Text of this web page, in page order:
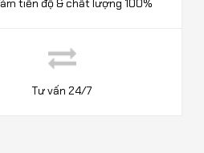
tiến độ & chất lượng 100%
Tư vấn 24/7